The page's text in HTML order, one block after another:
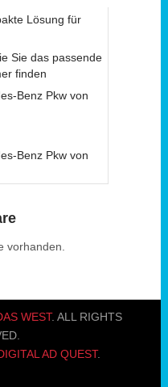
Lösung für
Sie das passende
finden
Benz Pkw von
Benz Pkw von
vorhanden.
WEST. ALL RIGHTS
AD QUEST.